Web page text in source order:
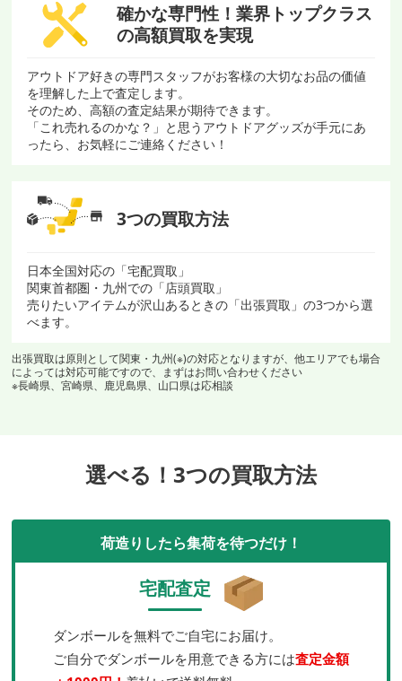
確かな専門性！ 業界トップクラス
の高額買取を実現
アウトドア好きの専門スタッフがお客様の大切なお品の価値
を理解した上で査定します。
そのため、高額の査定結果が期待できます。
「これ売れるのかな？」と思うアウトドアグッズが手元にあ
ったら、お気軽にご連絡ください！
3つの買取方法
日本全国対応の「宅配買取」
関東首都圏・九州での「店頭買取」
売りたいアイテムが沢山あるときの「出張買取」の3つから選
べます。
出張買取は原則として関東・九州(※)の対応となりますが、他エリアでも場合
によっては対応可能ですので、まずはお問い合わせください
※長崎県、宮崎県、鹿児島県、山口県は応相談
選べる！3つの買取方法
荷造りしたら集荷を待つだけ！
宅配査定
ダンボールを無料でご自宅にお届け。
ご自分でダンボールを用意できる方には査定金額